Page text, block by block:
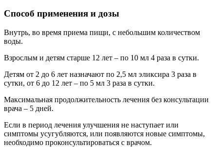
Способ применения и дозы
Внутрь, во время приема пищи, с небольшим количеством
воды.
Взрослым и детям старше 12 лет – по 10 мл 4 раза в сутки.
Детям от 2 до 6 лет назначают по 2,5 мл эликсира 3 раза в
сутки, от 6 до 12 лет – по 5 мл 3 раза в сутки.
Максимальная продолжительность лечения без консультации
врача – 5 дней.
Если в период лечения улучшения не наступает или
симптомы усугубляются, или появляются новые симптомы,
необходимо проконсультироваться с врачом.